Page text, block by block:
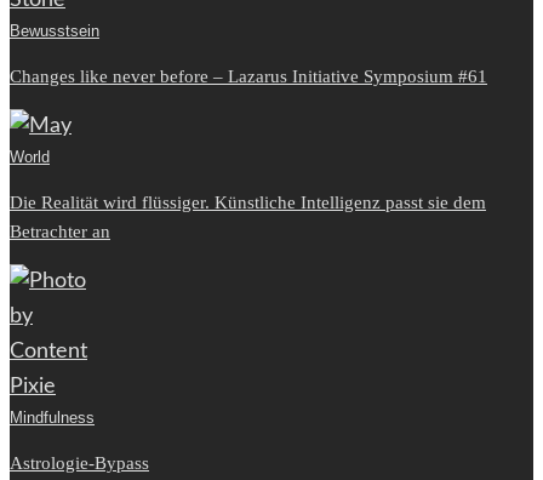
Bewusstsein
Changes like never before – Lazarus Initiative Symposium #61
World
Die Realität wird flüssiger. Künstliche Intelligenz passt sie dem
Betrachter an
Mindfulness
Astrologie-Bypass